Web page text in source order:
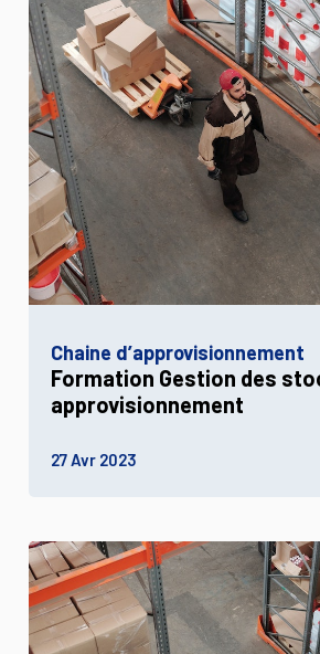
Chaine d’approvisionnement
Formation Gestion des
approvisionnement
27 Avr 2023